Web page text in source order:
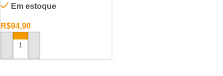
Em estoque
R$94,90
ADICIONAR AO CARRINHO